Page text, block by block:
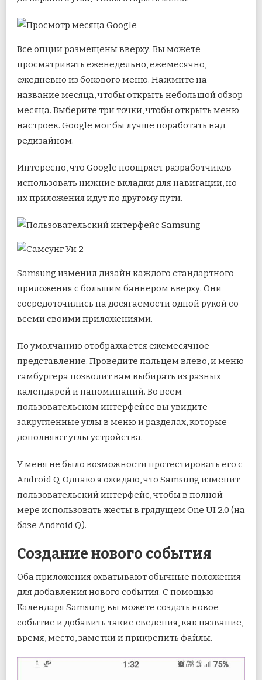
Все опции размещены вверху. Вы можете
просматривать еженедельно, ежемесячно,
ежедневно из бокового меню. Нажмите на
название месяца, чтобы открыть небольшой обзор
месяца. Выберите три точки, чтобы открыть меню
настроек. Google мог бы лучше поработать над
редизайном.
Интересно, что Google поощряет разработчиков
использовать нижние вкладки для навигации, но
их приложения идут по другому пути.
Samsung изменил дизайн каждого стандартного
приложения с большим баннером вверху. Они
сосредоточились на досягаемости одной рукой со
всеми своими приложениями.
По умолчанию отображается ежемесячное
представление. Проведите пальцем влево, и меню
гамбургера позволит вам выбирать из разных
календарей и напоминаний. Во всем
пользовательском интерфейсе вы увидите
закругленные углы в меню и разделах, которые
дополняют углы устройства.
У меня не было возможности протестировать его с
Android Q. Однако я ожидаю, что Samsung изменит
пользовательский интерфейс, чтобы в полной
мере использовать жесты в грядущем One UI 2.0 (на
базе Android Q).
Создание нового события
Оба приложения охватывают обычные положения
для добавления нового события. С помощью
Календаря Samsung вы можете создать новое
событие и добавить такие сведения, как название,
время, место, заметки и прикрепить файлы.